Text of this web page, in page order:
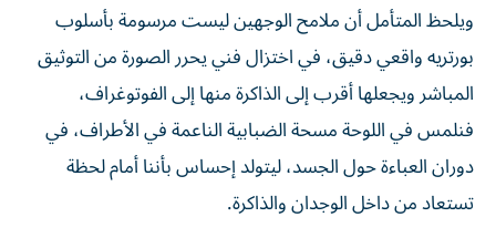
ويلحظ المتأمل أن ملامح الوجهين ليست مرسومة بأسلوب
بورتريه واقعي دقيق، في اختزال فني يحرر الصورة من التوثيق
المباشر ويجعلها أقرب إلى الذاكرة منها إلى الفوتوغراف،
فنلمس في اللوحة مسحة الضبابية الناعمة في الأطراف، في
دوران العباءة حول الجسد، ليتولد إحساس بأننا أمام لحظة
تستعاد من داخل الوجدان والذاكرة.